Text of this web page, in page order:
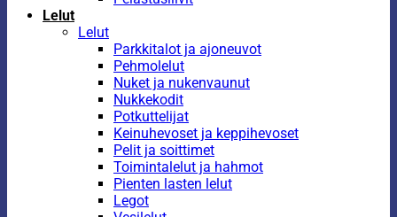
Lelut
Lelut
Parkkitalot ja ajoneuvot
Pehmolelut
Nuket ja nukenvaunut
Nukkekodit
Potkuttelijat
Keinuhevoset ja keppihevoset
Pelit ja soittimet
Toimintalelut ja hahmot
Pienten lasten lelut
Legot